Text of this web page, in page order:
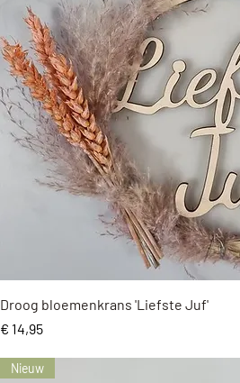
Snel overzicht
Droog bloemenkrans 'Liefste Juf'
Prijs
€ 14,95
Nieuw